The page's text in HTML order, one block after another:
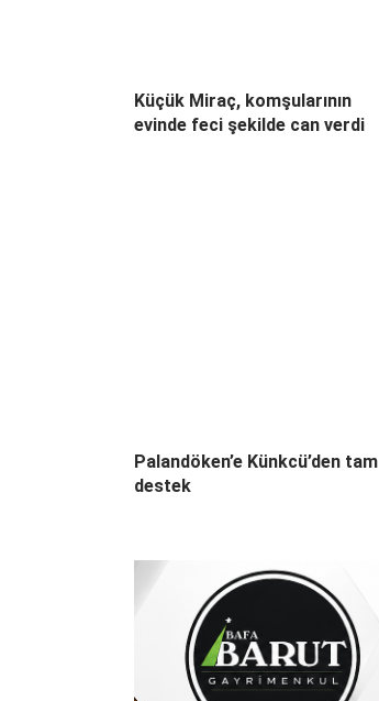
Küçük Miraç, komşularının
evinde feci şekilde can verdi
Palandöken’e Künkcü’den tam
destek